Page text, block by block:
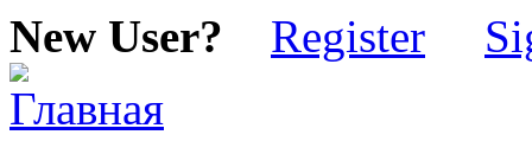
New User? Register